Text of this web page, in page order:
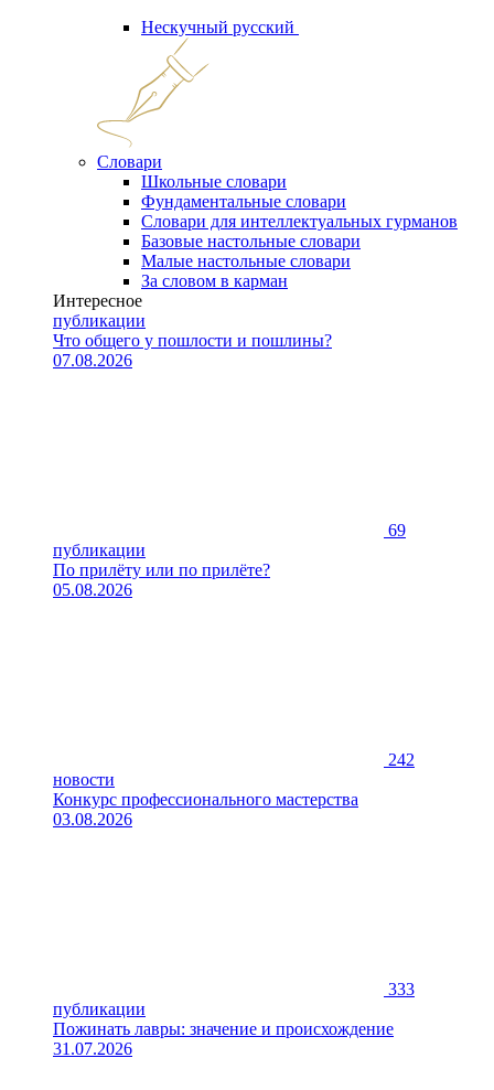
Нескучный русский
Словари
Школьные словари
Фундаментальные словари
Словари для интеллектуальных гурманов
Базовые настольные словари
Малые настольные словари
За словом в карман
Интересное
публикации
Что общего у пошлости и пошлины?
07.08.2026
69
публикации
По прилёту или по прилёте?
05.08.2026
242
новости
Конкурс профессионального мастерства
03.08.2026
333
публикации
Пожинать лавры: значение и происхождение
31.07.2026